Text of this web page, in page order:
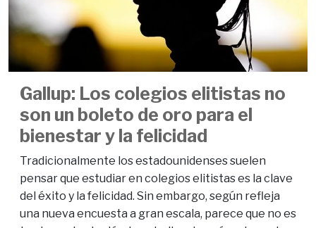
Gallup: Los colegios elitistas no
son un boleto de oro para el
bienestar y la felicidad
Tradicionalmente los estadounidenses suelen
pensar que estudiar en colegios elitistas es la clave
del éxito y la felicidad. Sin embargo, según refleja
una nueva encuesta a gran escala, parece que no es